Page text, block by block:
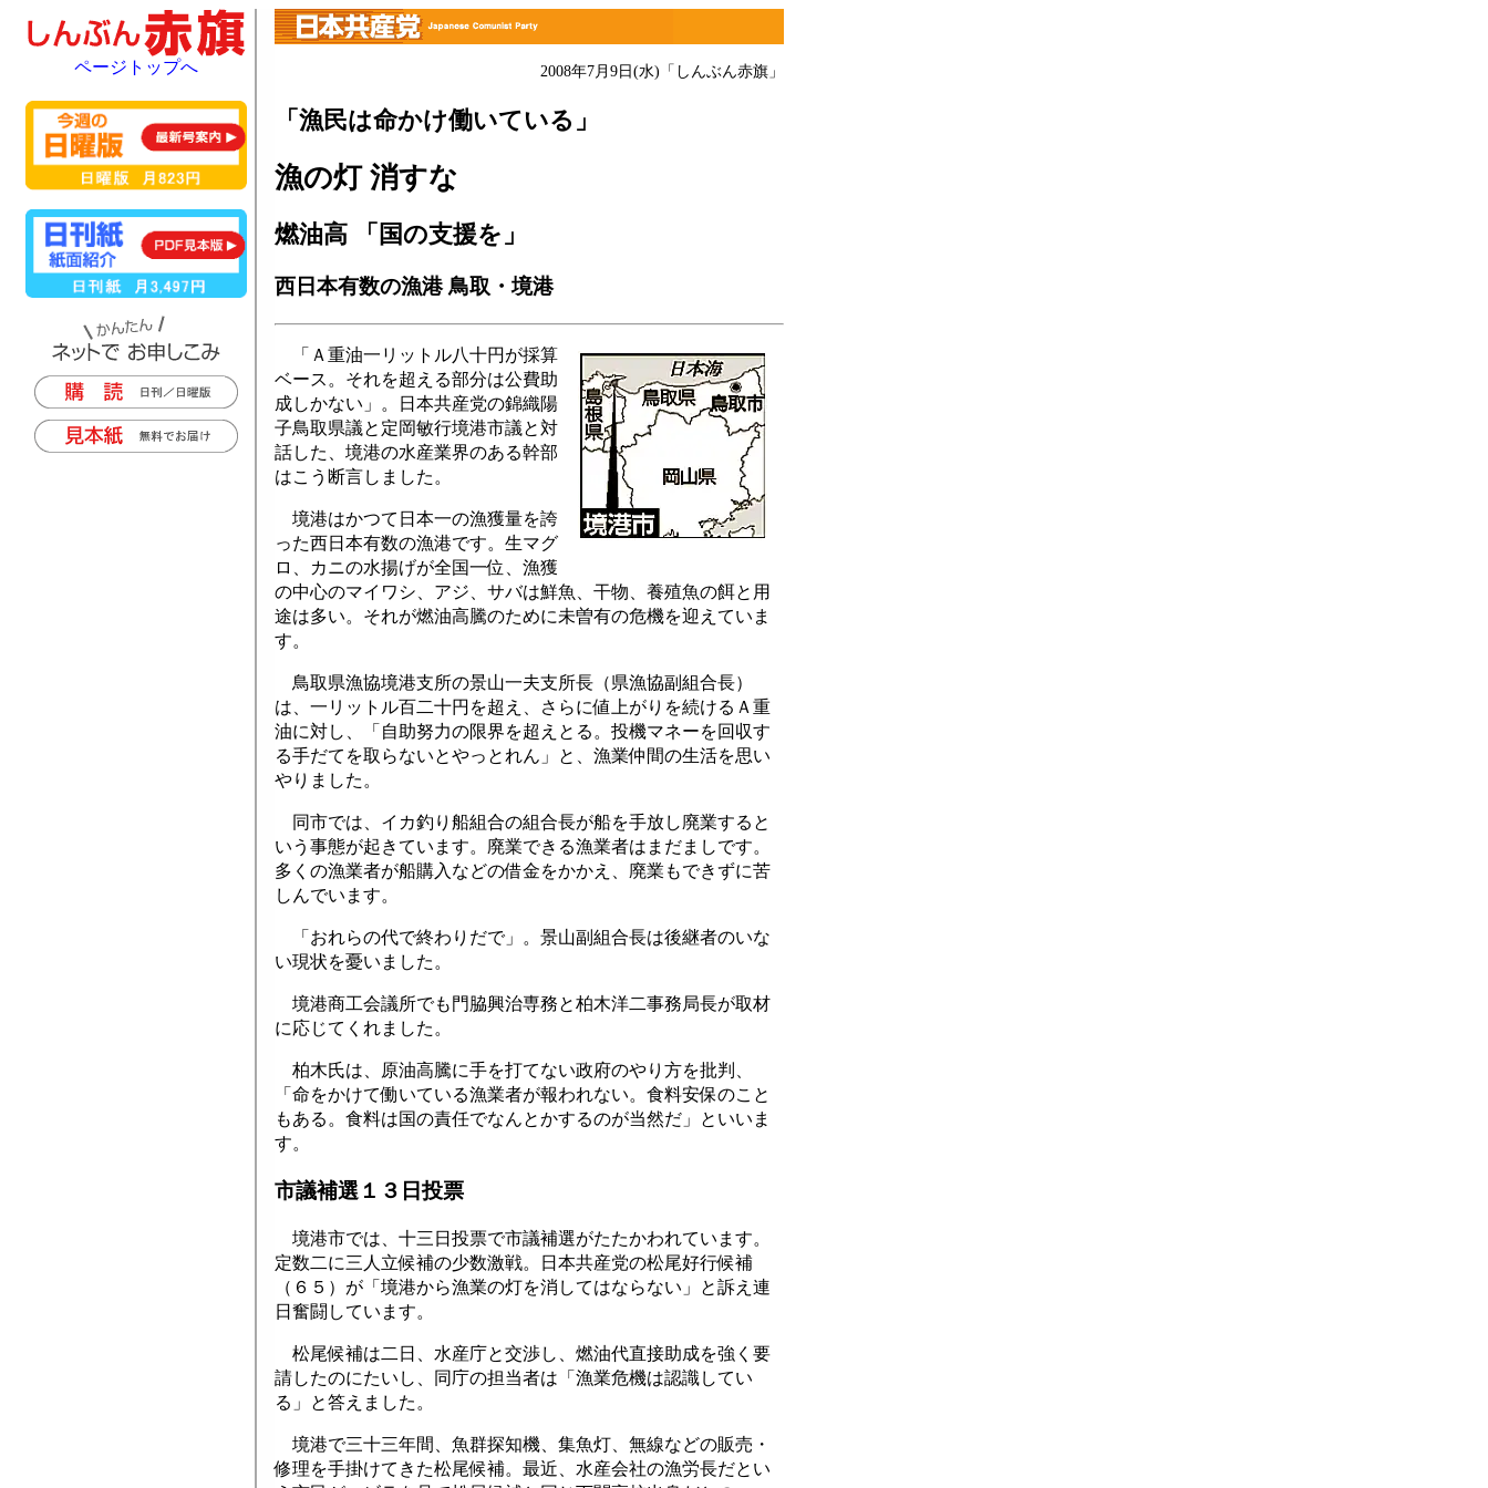
2008年7月9日(水) 「しんぶん赤旗」
「漁民は命かけ働いている」
漁の灯 消すな
燃油高 「国の支援を」
西日本有数の漁港 鳥取・境港
「Ａ重油一リットル八十円が採算
ベース。それを超える部分は公費助
成しかない」。日本共産党の錦織陽
子鳥取県議と定岡敏行境港市議と対
話した、境港の水産業界のある幹部
はこう断言しました。
境港はかつて日本一の漁獲量を誇
った西日本有数の漁港です。生マグ
ロ、カニの水揚げが全国一位、漁獲
の中心のマイワシ、アジ、サバは鮮魚、干物、養殖魚の餌と用
途は多い。それが燃油高騰のために未曽有の危機を迎えていま
す。
鳥取県漁協境港支所の景山一夫支所長（県漁協副組合長）
は、一リットル百二十円を超え、さらに値上がりを続けるＡ重
油に対し、「自助努力の限界を超えとる。投機マネーを回収す
る手だてを取らないとやっとれん」と、漁業仲間の生活を思い
やりました。
同市では、イカ釣り船組合の組合長が船を手放し廃業すると
いう事態が起きています。廃業できる漁業者はまだましです。
多くの漁業者が船購入などの借金をかかえ、廃業もできずに苦
しんでいます。
「おれらの代で終わりだで」。景山副組合長は後継者のいな
い現状を憂いました。
境港商工会議所でも門脇興治専務と柏木洋二事務局長が取材
に応じてくれました。
柏木氏は、原油高騰に手を打てない政府のやり方を批判、
「命をかけて働いている漁業者が報われない。食料安保のこと
もある。食料は国の責任でなんとかするのが当然だ」といいま
す。
市議補選１３日投票
境港市では、十三日投票で市議補選がたたかわれています。
定数二に三人立候補の少数激戦。日本共産党の松尾好行候補
（６５）が「境港から漁業の灯を消してはならない」と訴え連
日奮闘しています。
松尾候補は二日、水産庁と交渉し、燃油代直接助成を強く要
請したのにたいし、同庁の担当者は「漁業危機は認識してい
る」と答えました。
境港で三十三年間、魚群探知機、集魚灯、無線などの販売・
修理を手掛けてきた松尾候補。最近、水産会社の漁労長だとい
ページトップへ